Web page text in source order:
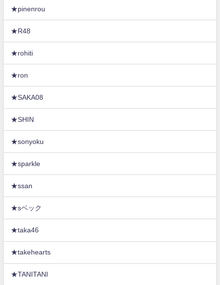
★pinenrou
★R48
★rohiti
★ron
★SAKA08
★SHIN
★sonyoku
★sparkle
★ssan
★sベック
★taka46
★takehearts
★TANITANI